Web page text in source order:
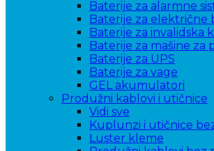
Baterije za alarmne
Baterije za električne
Baterije za invalidska
Baterije za mašine za
Baterije za UPS
Baterije za vage
GEL akumulatori
Produžni kablovi i utičnice
Vidi sve
Kuplunzi i utičnice
Luster kleme